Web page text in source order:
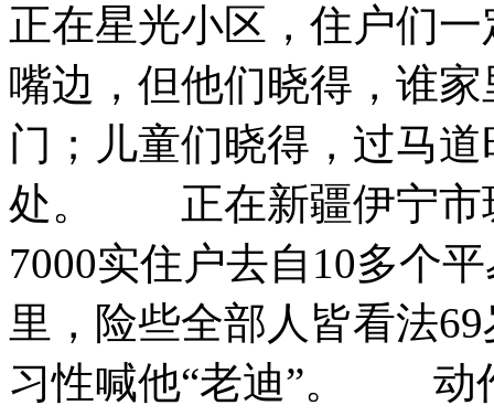
正在星光小区，住户们
嘴边，但他们晓得，谁
门；儿童们晓得，过马
处。 正在新疆伊宁市
7000实住户去自10多个
里，险些全部人皆看法
习性喊他“老迪”。 动